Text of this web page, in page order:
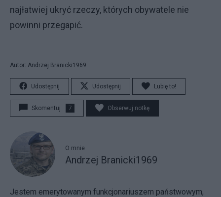
najłatwiej ukryć rzeczy, których obywatele nie
powinni przegapić.
Autor: Andrzej Branicki1969
Udostępnij Udostępnij Lubię to!
Skomentuj 7 Obserwuj notkę
O mnie
Andrzej Branicki1969
Jestem emerytowanym funkcjonariuszem państwowym,